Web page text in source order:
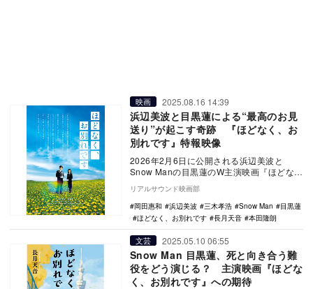
映画 2025.08.16 14:39
浜辺美波と目黒蓮による“最高のお見
送り”が起こす奇跡 『ほどなく、お
別れです』特報映像
2026年2月6日に公開される浜辺美波と
Snow Manの目黒蓮のW主演映画『ほどな
く、お別れです』の特報映像が公開され
た。 …
リアルサウンド映画部
岡田惠和
浜辺美波 三木孝浩 Snow Man
目黒蓮
ほどなく、お別れです
長月天音 本田隆朗
文芸 2025.05.10 06:55
Snow Man 目黒蓮、死と向き合う難
役をどう演じる？ 主演映画『ほどな
く、お別れです』への期待